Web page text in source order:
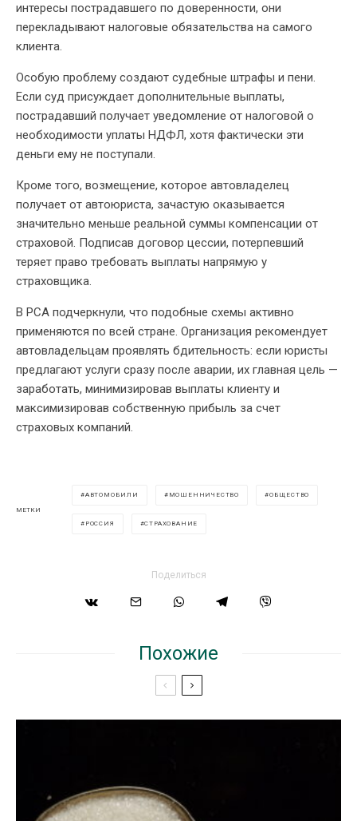
интересы пострадавшего по доверенности, они
перекладывают налоговые обязательства на самого
клиента.
Особую проблему создают судебные штрафы и пени.
Если суд присуждает дополнительные выплаты,
пострадавший получает уведомление от налоговой о
необходимости уплаты НДФЛ, хотя фактически эти
деньги ему не поступали.
Кроме того, возмещение, которое автовладелец
получает от автоюриста, зачастую оказывается
значительно меньше реальной суммы компенсации от
страховой. Подписав договор цессии, потерпевший
теряет право требовать выплаты напрямую у
страховщика.
В РСА подчеркнули, что подобные схемы активно
применяются по всей стране. Организация рекомендует
автовладельцам проявлять бдительность: если юристы
предлагают услуги сразу после аварии, их главная цель —
заработать, минимизировав выплаты клиенту и
максимизировав собственную прибыль за счет
страховых компаний.
МЕТКИ
АВТОМОБИЛИ МОШЕННИЧЕСТВО ОБЩЕСТВО
РОССИЯ СТРАХОВАНИЕ
Поделиться
Похожие